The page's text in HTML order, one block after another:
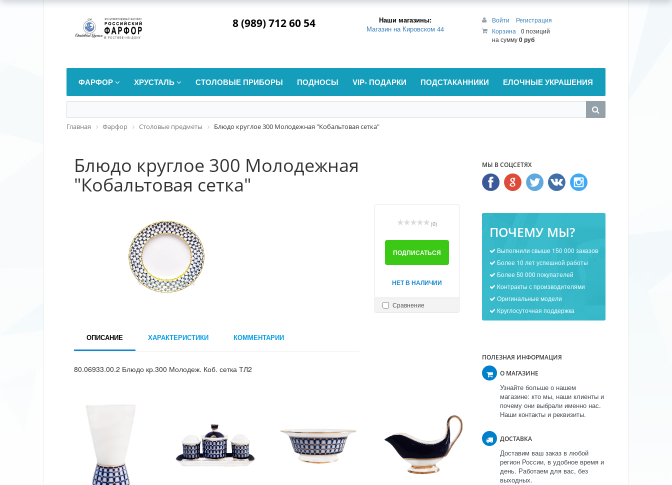
8 (989) 712 60 54
Наши магазины:
Магазин на Кировском 44
Войти
Регистрация
Корзина
0 позиций
на сумму0 руб
ФАРФОР ХРУСТАЛЬ СТОЛОВЫЕ ПРИБОРЫ ПОДНОСЫ VIP- ПОДАРКИ ПОДСТАКАННИКИ ЕЛОЧНЫЕ УКРАШЕНИЯ
Главная Фарфор Столовые предметы Блюдо круглое 300 Молодежная "Кобальтовая сетка"
Блюдо круглое 300 Молодежная
"Кобальтовая сетка"
(0)
ПОДПИСАТЬСЯ
НЕТ В НАЛИЧИИ
Сравнение
ОПИСАНИЕ ХАРАКТЕРИСТИКИ КОММЕНТАРИИ
80.06933.00.2 Блюдо кр.300 Молодеж. Коб. сетка ТЛ2
МЫ В СОЦСЕТЯХ
ПОЧЕМУ МЫ?
Выполнили свыше 150 000 заказов
Более 10 лет успешной работы
Более 50 000 покупателей
Контракты с производителями
Оригинальные модели
Круглосуточная поддержка
ПОЛЕЗНАЯ ИНФОРМАЦИЯ
О МАГАЗИНЕ
Узнайте больше о нашем
магазине: кто мы, наши клиенты и
почему они выбрали именно нас.
Наши контакты и реквизиты.
ДОСТАВКА
Доставим ваш заказ в любой
регион России, в удобное время и
день. Работаем для вас, без
выходных.